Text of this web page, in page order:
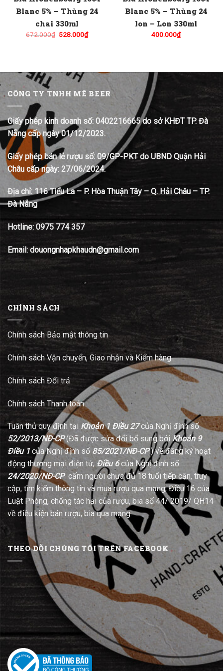
Blanc 5% – Thùng 24
chai 330ml
672.000₫ Giá
528.000₫Giá
hiện
Blanc 5% – Thùng 24
lon – Lon 330ml
400.000₫
CÔNG TY TNHH MÊ BEER
Giấy phép kinh doanh số: 0402216665 do sở KHĐT TP. Đà
Nẵng cấp ngày 01/12/2023.
Giấy phép bán lẻ rượu số: 09/GP-PKT do UBND Quận Hải
Châu cấp ngày: 27/06/2024.
Địa chỉ: 116 Tiểu La – P. Hòa Thuận Tây – Q. Hải Châu – TP.
Đà Nẵng
Hotline: 0975 774 357
Email: douongnhapkhaudn@gmail.com
CHÍNH SÁCH
Chính sách Bảo mật thông tin
Chính sách Vận chuyển, Giao nhận và Kiểm hàng
Chính sách Đổi trả
Chính sách Thanh toán
Tuân thủ quy định tại Khoản 1 Điều 27của Nghị định số
52/2013/NĐ-CP(Đã được sửa đổi bổ sung bởi Khoản 9
Điều 1của Nghị định số 85/2021/NĐ-CP) về đăng ký hoạt
động thương mại điện tử; Điều 6của Nghị định số
24/2020/NĐ-CPcấm người chưa đủ 18 tuổi tiếp cận, truy
cập, tìm kiếm thông tin và mua rượu qua mạng; Điều 16 của
Luật Phòng, chống tác hại của rượu, bia số 44/ 2019/ QH14
về điều kiện bán rượu, bia qua mạng.
THEO DÕI CHÚNG TÔI TRÊN FACEBOOK